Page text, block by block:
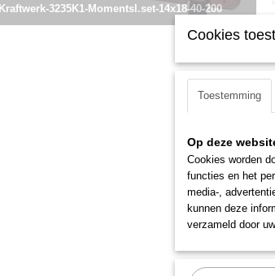
Kraftwerk-3235K1-Momentsl.set-14x18-40-200
Cookies
Toestemming
Op deze
Cookies worden
functies en het
media-,
kunnen deze
verzameld door